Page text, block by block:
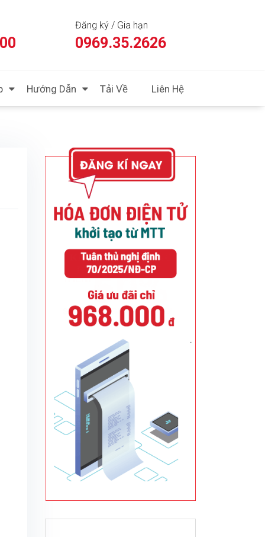
Đăng ký / Gia hạn
0969.35.2626
Hướng Dẫn Tải Về Liên Hệ